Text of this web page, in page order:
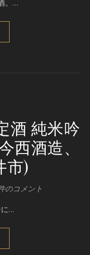
。…
酒 純米吟
西酒造、
市)
のコメント
に…